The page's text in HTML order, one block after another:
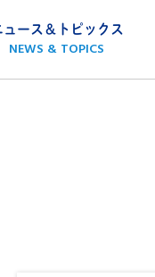
ュース＆トピックス
NEWS & TOPICS